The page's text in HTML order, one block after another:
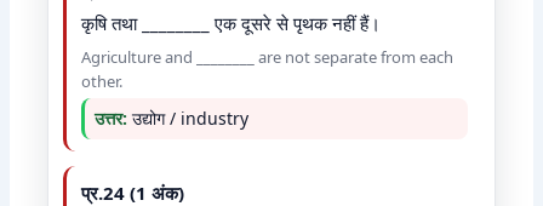
कृषि तथा ________ एक दूसरे से पृथक नहीं हैं।
Agriculture and ________ are not separate from each
other.
उत्तर: उद्योग / industry
प्र.24 (1 अंक)